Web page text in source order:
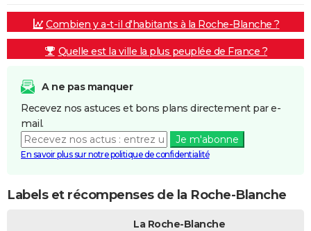
Combien y a-t-il d'habitants à la Roche-Blanche ?
Quelle est la ville la plus peuplée de France ?
A ne pas manquer
Recevez nos astuces et bons plans directement par e-
mail.
Je m'abonne
En savoir plus sur notre politique de confidentialité
Labels et récompenses de la Roche-Blanche
La Roche-Blanche